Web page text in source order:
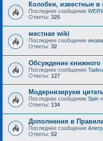
Колобки, известные в
Последнее сообщение
Ответы: 325
местная wiki
Последнее сообщение
Ответы: 32
Обсуждение книжного
Последнее сообщение
Ответы: 127
Модернизируем
Последнее сообщение Spin «
Ответы: 134
Дополнения в
Последнее сообщение
Ответы: 52